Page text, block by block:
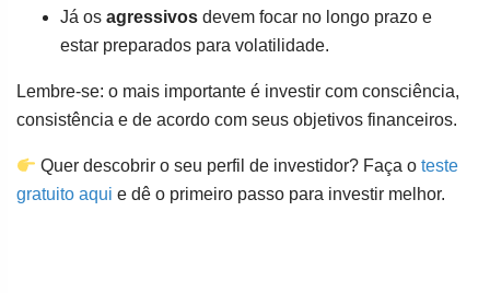
Já os agressivos devem focar no longo prazo e
estar preparados para volatilidade.
Lembre-se: o mais importante é investir com consciência,
consistência e de acordo com seus objetivos financeiros.
Quer descobrir o seu perfil de investidor? Faça oteste
gratuito aqui e dê o primeiro passo para investir melhor.